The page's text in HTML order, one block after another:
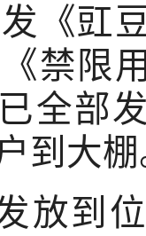
《豇
禁限
全部
到大
放到